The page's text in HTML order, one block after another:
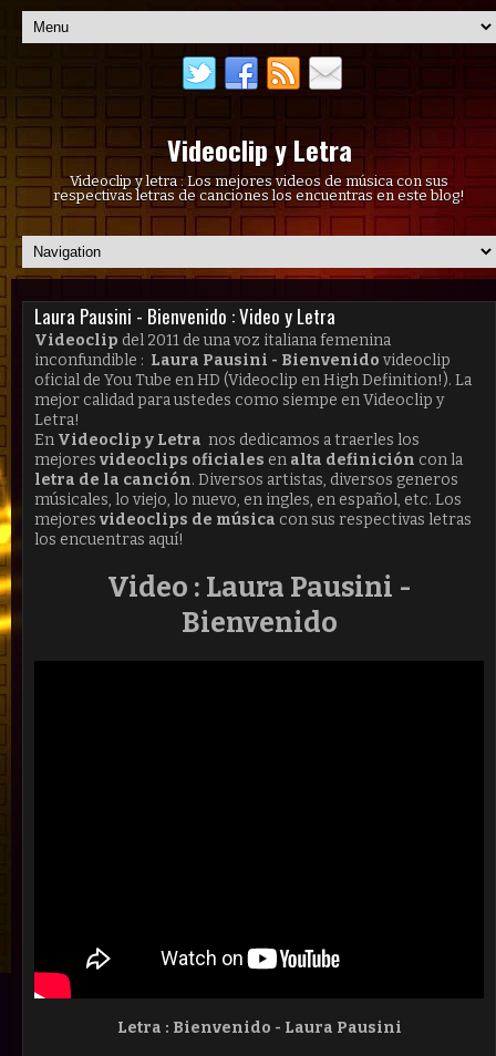
Videoclip y Letra
Videoclip y letra : Los mejores videos de música con sus
respectivas letras de canciones los encuentras en este blog!
Laura Pausini - Bienvenido : Video y Letra
Videoclip del 2011 de una voz italiana femenina
inconfundible : Laura Pausini - Bienvenido videoclip
oficial de You Tube en HD (Videoclip en High Definition!). La
mejor calidad para ustedes como siempe en Videoclip y
Letra!
En Videoclip y Letra nos dedicamos a traerles los
mejores videoclips oficiales en alta definición con la
letra de la canción. Diversos artistas, diversos generos
músicales, lo viejo, lo nuevo, en ingles, en español, etc. Los
mejores videoclips de música con sus respectivas letras
los encuentras aquí!
Video : Laura Pausini -
Bienvenido
Letra : Bienvenido - Laura Pausini